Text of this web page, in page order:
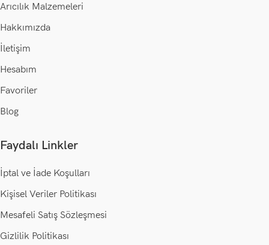
Arıcılık Malzemeleri
Hakkımızda
İletişim
Hesabım
Favoriler
Blog
Faydalı Linkler
İptal ve İade Koşulları
Kişisel Veriler Politikası
Mesafeli Satış Sözleşmesi
Gizlilik Politikası